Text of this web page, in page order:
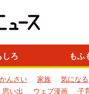
しろ もふ
かんさい 家族 気になる
思い出 ウェブ漫画 子